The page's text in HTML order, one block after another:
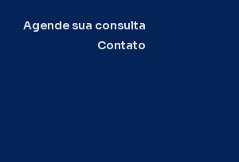
Agende sua consulta
Contato